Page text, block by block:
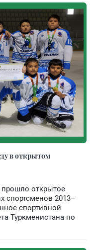
в открытом
прошло открытое
спортсменов 2013–
спортивной
Туркменистана по